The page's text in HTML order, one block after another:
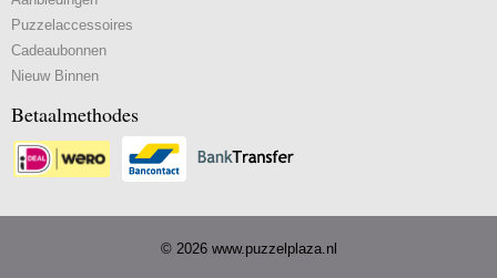
Puzzelaccessoires
Cadeaubonnen
Nieuw Binnen
Betaalmethodes
© 2026 www.puzzelplaza.nl